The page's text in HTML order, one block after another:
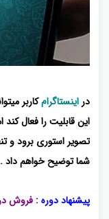
دراینستاگرامکاربر
این قابلیت را فعال کند
تصویر استوری برود و
شما توضیح خواهم داد .
پیشنهاد دوره : فروش